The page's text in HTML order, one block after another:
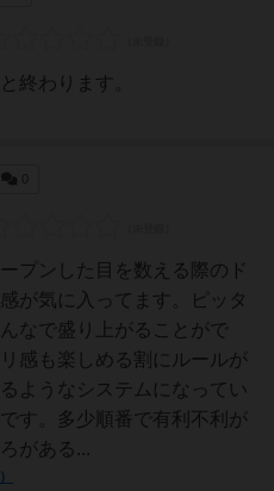
終わります。
プンした目を数える際のド
が気に入ってます。ピッタ
なで盛り上がることがで
感も楽しめる割にルールが
ようなシステムになってい
す。多少順番で有利不利が
がある...